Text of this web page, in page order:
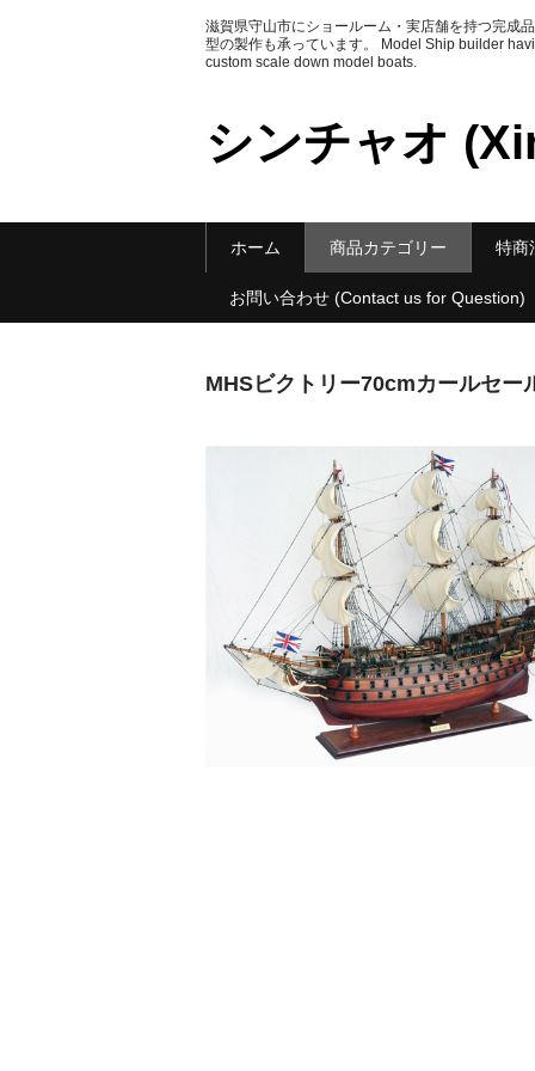
滋賀県守山市にショールーム・実店舗を持つ完成
型の製作も承っています。 Model Ship builder
custom scale down model boats.
シンチャオ
ホーム 商品カテゴリー 特商
お問い合わせ (Contact us for Question)
MHSビクトリー70cmカールセー